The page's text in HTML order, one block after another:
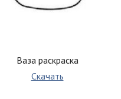
Ваза раскраска
Скачать